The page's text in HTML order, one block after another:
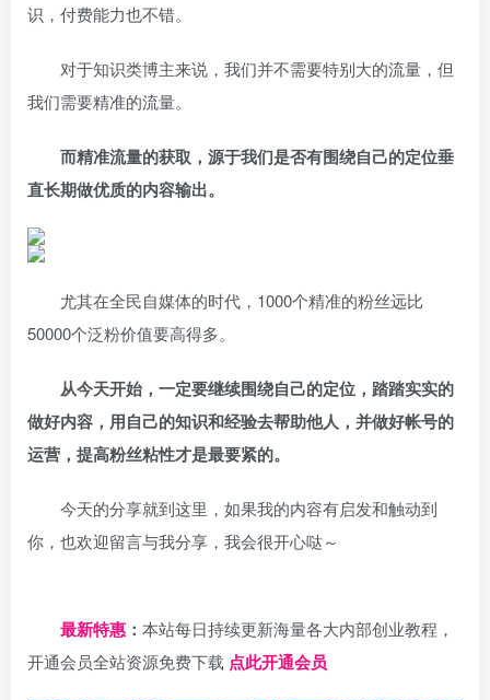
识，付费能力也不错。
对于知识类博主来说，我们并不需要特别大的流量，但
我们需要精准的流量。
而精准流量的获取，源于我们是否有围绕自己的定位垂
直长期做优质的内容输出。
尤其在全民自媒体的时代，1000个精准的粉丝远比
50000个泛粉价值要高得多。
从今天开始，一定要继续围绕自己的定位，踏踏实实的
做好内容，用自己的知识和经验去帮助他人，并做好帐号的
运营，提高粉丝粘性才是最要紧的。
今天的分享就到这里，如果我的内容有启发和触动到
你，也欢迎留言与我分享，我会很开心哒～
最新特惠 ： 本站每日持续更新海量各大内部创业教程，
开通会员全站资源免费下载 点此开通会员